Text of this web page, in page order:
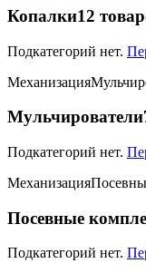
Копалки12
Подкатегорий нет.
Механизация
Мульчирователи
Подкатегорий нет.
Механизация
Посевные
Подкатегорий нет.